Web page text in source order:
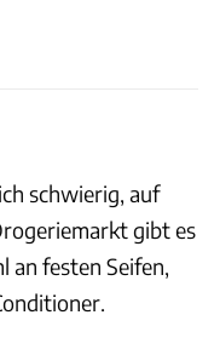
schwierig, auf
gibt es
festen Seifen,